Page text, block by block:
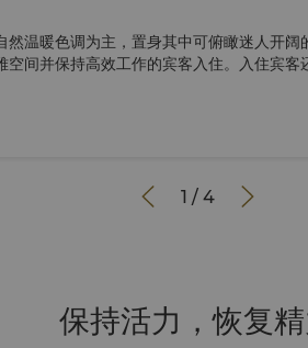
然温暖色调为主，置身其中可俯瞰迷人开
空间并保持高效工作的宾客入住。入住宾
 1 /4 
保持活力，恢复